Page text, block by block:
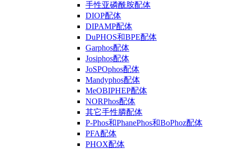
手性亚磷酰胺配体
DIOP配体
DIPAMP配体
DuPHOS和BPE配体
Garphos配体
Josiphos配体
JoSPOphos配体
Mandyphos配体
MeOBIPHEP配体
NORPhos配体
其它手性膦配体
P-Phos和PhanePhos和BoPhoz配体
PFA配体
PHOX配体